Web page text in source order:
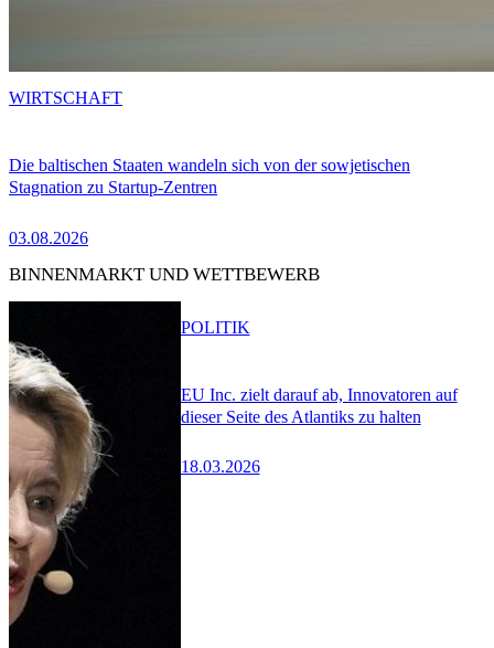
Die baltischen Staaten wandeln sich von der sowjetischen
Stagnation zu Startup-Zentren
03.08.2026
WIRTSCHAFT
BINNENMARKT UND WETTBEWERB
EU Inc. zielt darauf ab, Innovatoren auf
dieser Seite des Atlantiks zu halten
18.03.2026
POLITIK